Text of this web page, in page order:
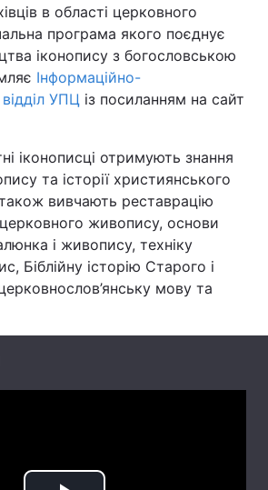
Політика
Світ
Лайт
Інциденти
Туризм
Думки
в області церковного
програма якого поєднує
іконопису з богословською
Інформаційно-
УПЦ із посиланням на сайт
іконописці отримують знання
та історії християнського
вивчають реставрацію
церковного живопису, основи
і живопису, техніку
Біблійну історію Старого і
мову та